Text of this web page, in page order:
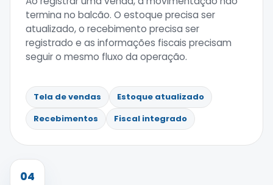
termina no balcão. O estoque precisa ser
atualizado, o recebimento precisa ser
registrado e as informações fiscais precisam
seguir o mesmo fluxo da operação.
Tela de vendas
Estoque atualizado
Recebimentos
Fiscal integrado
04